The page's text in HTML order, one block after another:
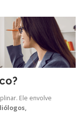
Ele envolve